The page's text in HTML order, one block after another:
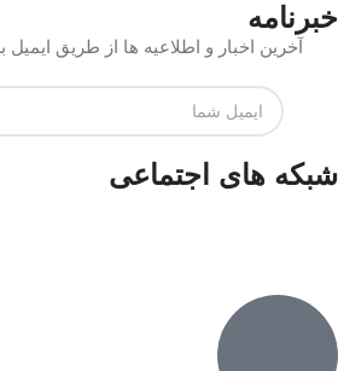
خبرنامه
آخرین اخبار و اطلاعیه ها از طریق
شبکه های اجتماعی